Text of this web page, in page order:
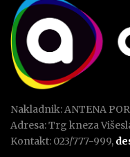
Nakladnik: ANTENA
Adresa: Trg kneza
Kontakt: 023/777-999,